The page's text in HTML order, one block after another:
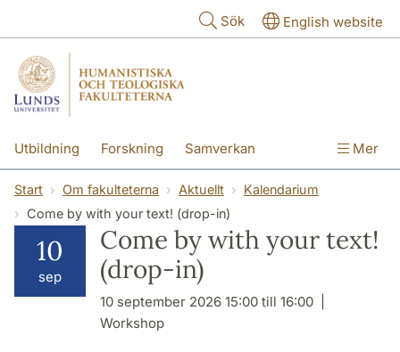
Sök English website
Utbildning Forskning Samverkan
Kontakt Om fakulteterna
Mer
Start Om fakulteterna Aktuellt
Kalendarium
Come by with your text! (drop-in)
10
sep
Come by with your text!
(drop-in)
10 september 2026 15:00 till 16:00
Workshop